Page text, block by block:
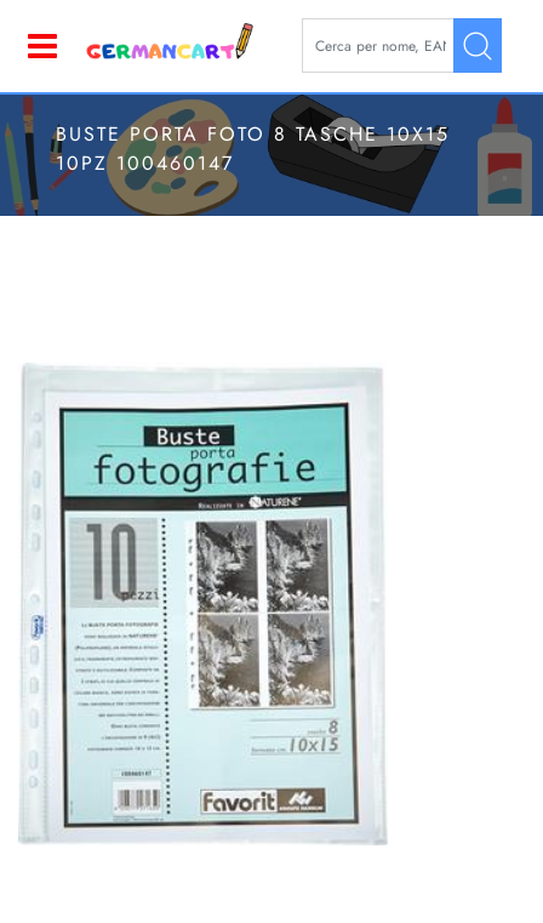
La modifica di un filtro
BUSTE PORTA FOTO 8 TASCHE 10X15
10PZ 100460147